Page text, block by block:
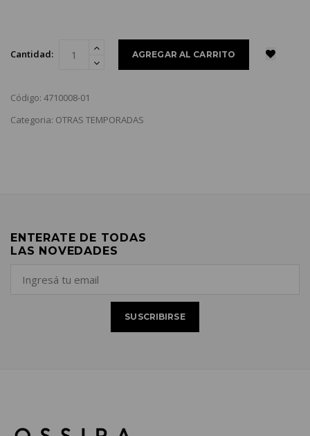
Cantidad:
Código: 4710008-01
Categoria: OTRAS TEMPORADAS
ENTERATE DE TODAS
LAS NOVEDADES